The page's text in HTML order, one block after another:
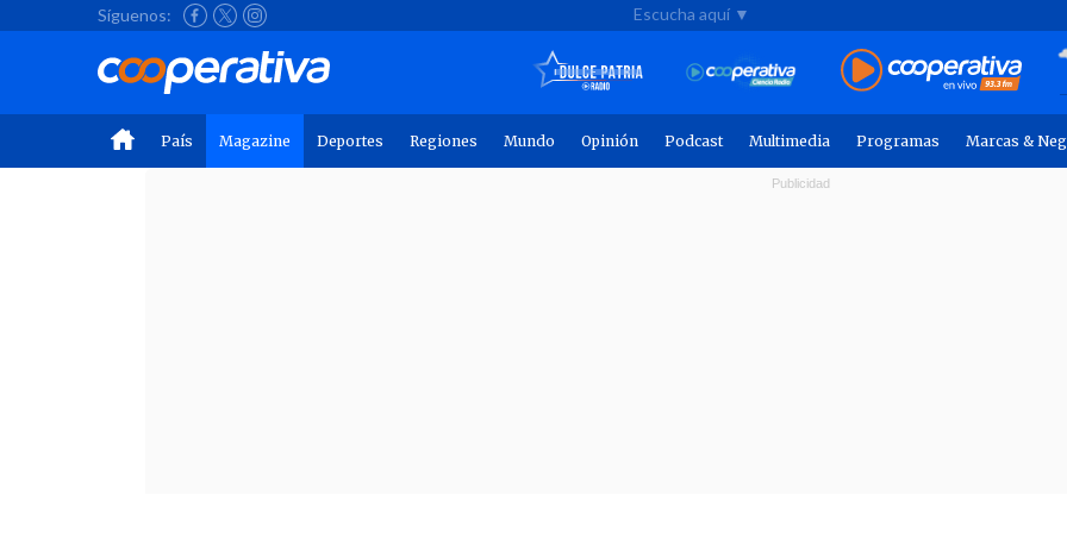
Síguenos: Escucha aquí ▼
País Magazine Deportes Regiones Mundo Opinión Podcast Multimedia Programas Marcas &